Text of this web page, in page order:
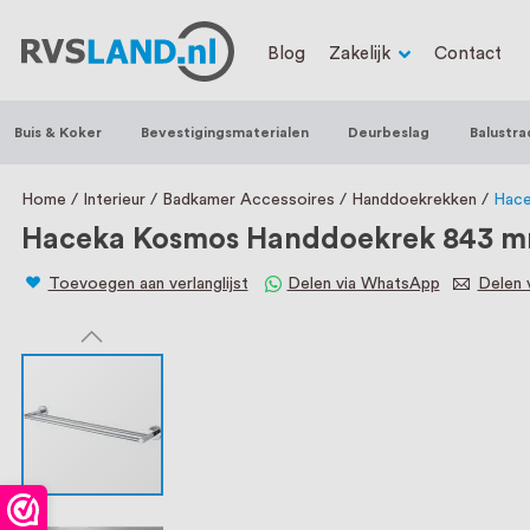
RVS Land is een écht familiebedrijf met
trapleuningen, deurbeslag,
een eigen werkplaats waar we RVS op
staat persoonlijke service bij ons
Blog Zakelijk Contact
Buis & Koker Bevestigingsmaterialen Deurbeslag
Home Interieur Badkamer Accessoires Handdoekrekken
Haceka Kosmos Handdoekrek 843
Toevoegen aan verlanglijst Delen via WhatsApp Delen